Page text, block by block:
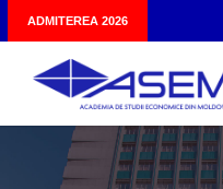
ADMITEREA 2026